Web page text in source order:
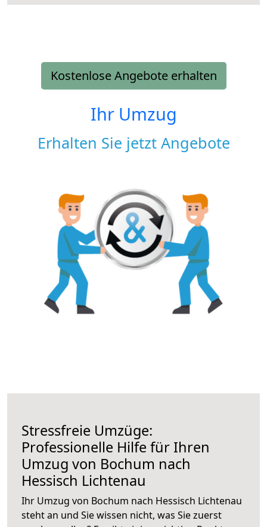
Kostenlose Angebote erhalten
Ihr Umzug
Erhalten Sie jetzt Angebote
Stressfreie Umzüge:
Professionelle Hilfe für Ihren
Umzug von Bochum nach
Hessisch Lichtenau
Ihr Umzug von Bochum nach Hessisch Lichtenau
steht an und Sie wissen nicht, was Sie zuerst